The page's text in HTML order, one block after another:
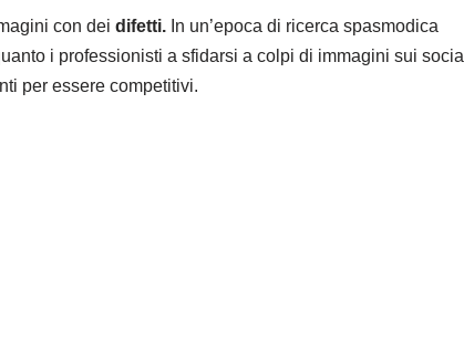
con dei difetti. In un’epoca di ricerca spasmodica
i professionisti a sfidarsi a colpi di immagini sui social
per essere competitivi.